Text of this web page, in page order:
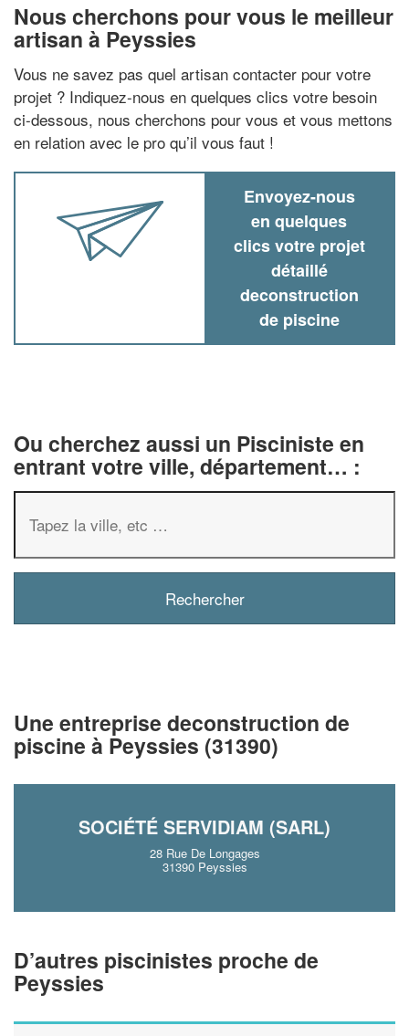
Nous cherchons pour vous le meilleur
artisan à Peyssies
Vous ne savez pas quel artisan contacter pour votre
projet ? Indiquez-nous en quelques clics votre besoin
ci-dessous, nous cherchons pour vous et vous mettons
en relation avec le pro qu’il vous faut !
Envoyez-nous
en quelques
clics votre projet
détaillé
deconstruction
de piscine
Ou cherchez aussi un Pisciniste en
entrant votre ville, département… :
Une entreprise deconstruction de
piscine à Peyssies (31390)
SOCIÉTÉ SERVIDIAM (SARL)
28 Rue De Longages
31390 Peyssies
D’autres piscinistes proche de
Peyssies
✕
Vous êtes un
marges
tout en
nouveaux clients!